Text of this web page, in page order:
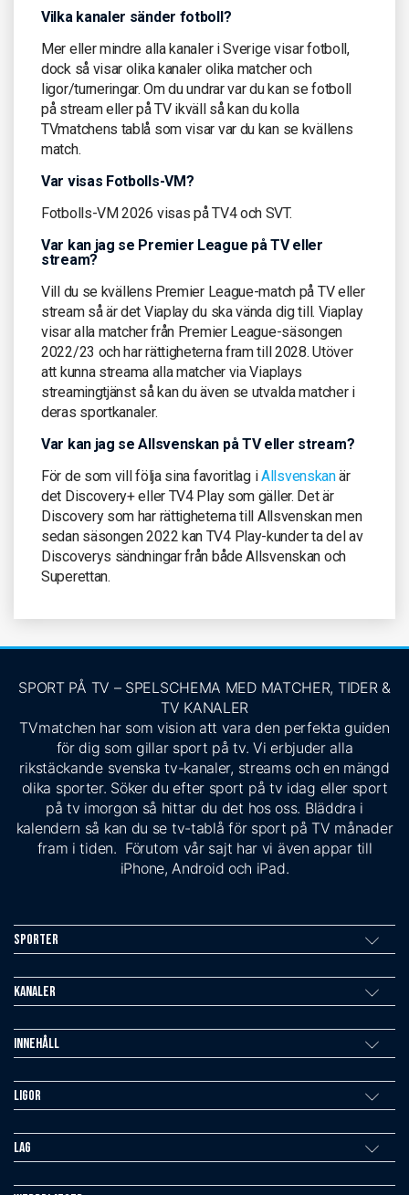
Vilka kanaler sänder fotboll?
Mer eller mindre alla kanaler i Sverige visar fotboll,
dock så visar olika kanaler olika matcher och
ligor/turneringar. Om du undrar var du kan se fotboll
på stream eller på TV ikväll så kan du kolla
TVmatchens tablå som visar var du kan se kvällens
match.
Var visas Fotbolls-VM?
Fotbolls-VM 2026 visas på TV4 och SVT.
Var kan jag se Premier League på TV eller
stream?
Vill du se kvällens Premier League-match på TV eller
stream så är det Viaplay du ska vända dig till. Viaplay
visar alla matcher från Premier League-säsongen
2022/23 och har rättigheterna fram till 2028. Utöver
att kunna streama alla matcher via Viaplays
streamingtjänst så kan du även se utvalda matcher i
deras sportkanaler.
Var kan jag se Allsvenskan på TV eller stream?
För de som vill följa sina favoritlag iAllsvenskanär
det Discovery+ eller TV4 Play som gäller. Det är
Discovery som har rättigheterna till Allsvenskan men
sedan säsongen 2022 kan TV4 Play-kunder ta del av
Discoverys sändningar från både Allsvenskan och
Superettan.
SPORT PÅ TV – SPELSCHEMA MED MATCHER, TIDER &
TV KANALER
TVmatchen har som vision att vara den perfekta guiden
för dig som gillar sport på tv. Vi erbjuder alla
rikstäckande svenska tv-kanaler, streams och en mängd
olika sporter. Söker du efter sport på tv idag eller sport
på tv imorgon så hittar du det hos oss. Bläddra i
kalendern så kan du se tv-tablå för sport på TV månader
fram i tiden. Förutom vår sajt har vi även appar till
iPhone, Android och iPad.
Sporter
Kanaler
Innehåll
Ligor
Lag